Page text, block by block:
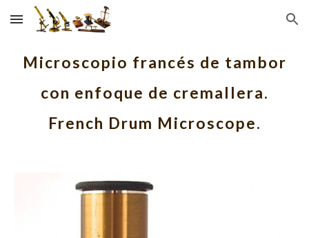
Skip to main content Skip to navigation
Microscopio francés de tambor
con enfoque de cremallera.
French Drum Microscope.